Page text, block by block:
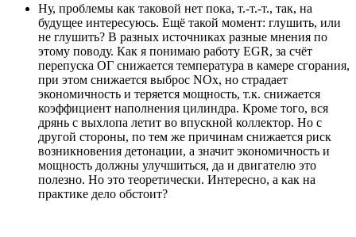
Ну, проблемы как таковой нет пока, т.-т.-т., так, на
будущее интересуюсь. Ещё такой момент: глушить, или
не глушить? В разных источниках разные мнения по
этому поводу. Как я понимаю работу EGR, за счёт
перепуска ОГ снижается температура в камере сгорания,
при этом снижается выброс NOx, но страдает
экономичность и теряется мощность, т.к. снижается
коэффициент наполнения цилиндра. Кроме того, вся
дрянь с выхлопа летит во впускной коллектор. Но с
другой стороны, по тем же причинам снижается риск
возникновения детонации, а значит экономичность и
мощность должны улучшиться, да и двигателю это
полезно. Но это теоретически. Интересно, а как на
практике дело обстоит?